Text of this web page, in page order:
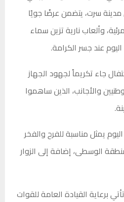
سرت، يتضمن عرضًا جويًا
وألعاب نارية تزين سماء
عند جسر الكرامة.
جاء تكريماً لجهود الجهاز
والأجانب، الذين ساهموا
يمثل مناسبة للفرح والفخر
الوسطى، إضافة إلى الزوار
برعاية القيادة العامة للقوات